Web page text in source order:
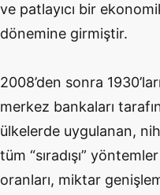
ve patlayıcı bir
dönemine girmiştir.
2008’den sonra
merkez bankaları
ülkelerde uygulanan,
tüm “sıradışı”
oranları, miktar